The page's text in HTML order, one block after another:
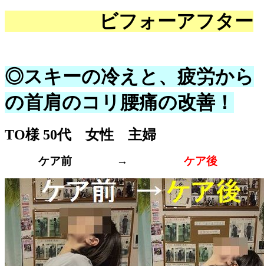
ビフォーアフター
◎スキーの冷えと、疲労から
の首肩のコリ腰痛の改善！
TO様 50代 女性 主婦
ケア前 → ケア後